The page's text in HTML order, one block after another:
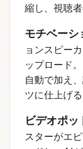
縮し、視聴
モチベーシ
ョンスピー
ップロード
自動で加え
ツに仕上げる
ビデオポ
スターがエ